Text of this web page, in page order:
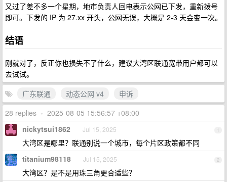
又过了差不多一个星期，地市负责人回电表示公网已下发，重新拨号
即可。下发的 IP 为 27.xx 开头，公网无误，大概是 2-3 天会变一次。
结语
刚就对了，反正你也损失不了什么，建议大湾区联通宽带用户都可以
去试试。
广东联通
动态公网 v4
申诉
28 replies • 2025-08-05 15:56:57 +08:00
1
nickytsui1862 Jul 15, 2025
大湾区是哪里？联通别说一个城市，每个片区政策都不同
2
titanium98118 Jul 15, 2025
大湾区？是不是用珠三角更合适些？